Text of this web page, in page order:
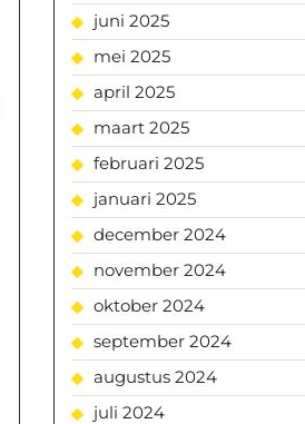
juni 2025
mei 2025
april 2025
maart 2025
februari 2025
januari 2025
december 2024
november 2024
oktober 2024
september 2024
augustus 2024
juli 2024